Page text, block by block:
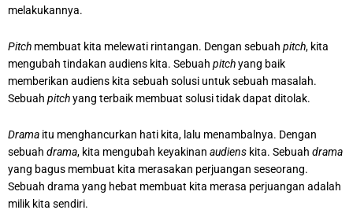
melakukannya.
Pitch membuat kita melewati rintangan. Dengan sebuah pitch, kita
mengubah tindakan audiens kita. Sebuah pitchyang baik
memberikan audiens kita sebuah solusi untuk sebuah masalah.
Sebuah pitchyang terbaik membuat solusi tidak dapat ditolak.
Drama itu menghancurkan hati kita, lalu menambalnya. Dengan
sebuah drama, kita mengubah keyakinan audiens kita. Sebuah drama
yang bagus membuat kita merasakan perjuangan seseorang.
Sebuah drama yang hebat membuat kita merasa perjuangan adalah
milik kita sendiri.